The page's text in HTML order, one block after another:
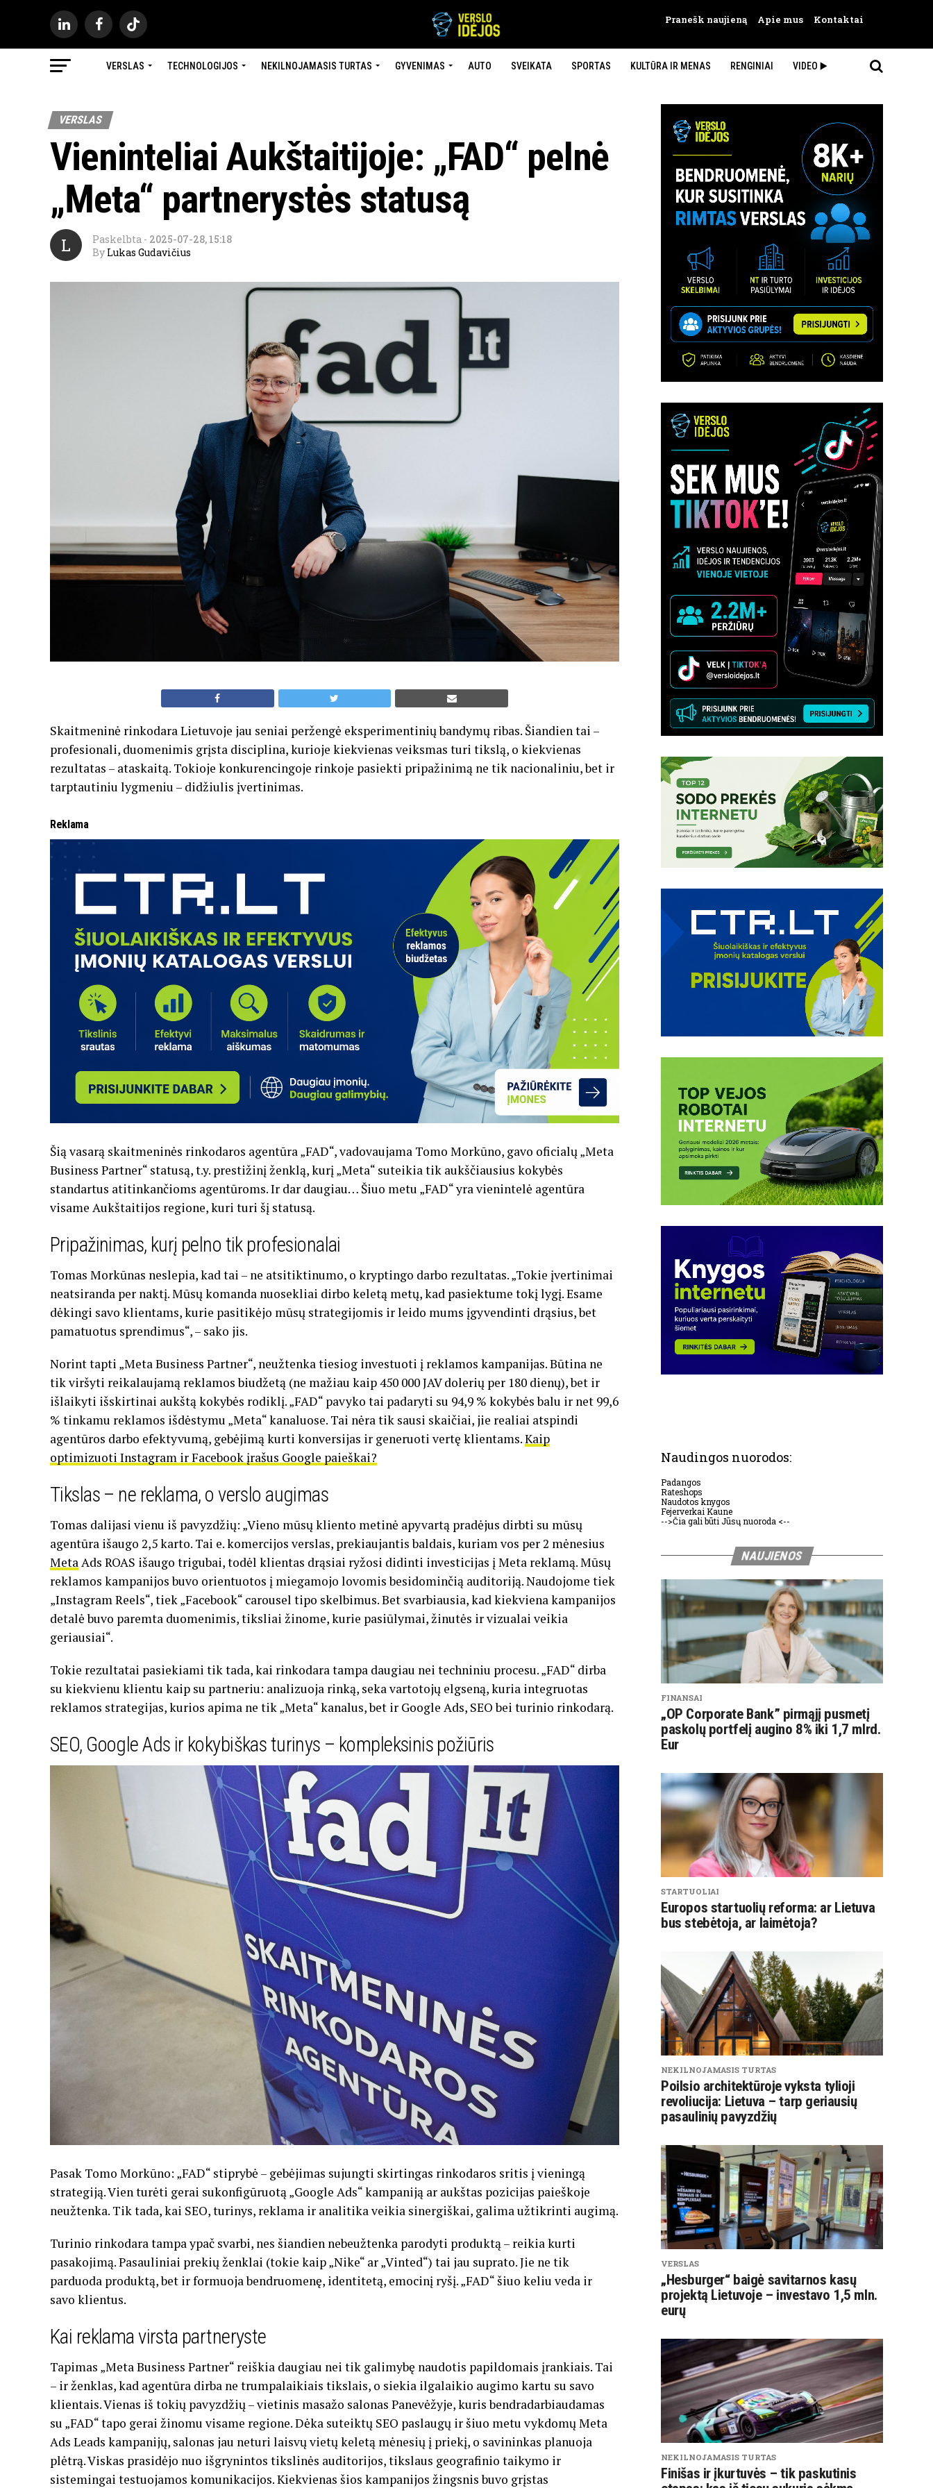
Pranešk naujieną Apie mus Kontaktai
VERSLAS TECHNOLOGIJOS NEKILNOJAMASIS TURTAS GYVENIMAS AUTO SVEIKATA SPORTAS KULTŪRA IR MENAS RENGINIAI VIDEO ▶️
VERSLAS
Vieninteliai Aukštaitijoje: „FAD“ pelnė
„Meta“ partnerystės statusą
L Paskelbta - 2025-07-28, 15:18
By Lukas Gudavičius
Skaitmeninė rinkodara Lietuvoje jau seniai peržengė eksperimentinių bandymų ribas. Šiandien tai –
profesionali, duomenimis grįsta disciplina, kurioje kiekvienas veiksmas turi tikslą, o kiekvienas
rezultatas – ataskaitą. Tokioje konkurencingoje rinkoje pasiekti pripažinimą ne tik nacionaliniu, bet ir
tarptautiniu lygmeniu – didžiulis įvertinimas.
Reklama
Šią vasarą skaitmeninės rinkodaros agentūra „FAD“, vadovaujama Tomo Morkūno, gavo oficialų „Meta
Business Partner“ statusą, t.y. prestižinį ženklą, kurį „Meta“ suteikia tik aukščiausius kokybės
standartus atitinkančioms agentūroms. Ir dar daugiau… Šiuo metu „FAD“ yra vienintelė agentūra
visame Aukštaitijos regione, kuri turi šį statusą.
Pripažinimas, kurį pelno tik profesionalai
Tomas Morkūnas neslepia, kad tai – ne atsitiktinumo, o kryptingo darbo rezultatas. „Tokie įvertinimai
neatsiranda per naktį. Mūsų komanda nuosekliai dirbo keletą metų, kad pasiektume tokį lygį. Esame
dėkingi savo klientams, kurie pasitikėjo mūsų strategijomis ir leido mums įgyvendinti drąsius, bet
pamatuotus sprendimus“, – sako jis.
Norint tapti „Meta Business Partner“, neužtenka tiesiog investuoti į reklamos kampanijas. Būtina ne
tik viršyti reikalaujamą reklamos biudžetą (ne mažiau kaip 450 000 JAV dolerių per 180 dienų), bet ir
išlaikyti išskirtinai aukštą kokybės rodiklį. „FAD“ pavyko tai padaryti su 94,9 % kokybės balu ir net 99,6
% tinkamu reklamos išdėstymu „Meta“ kanaluose. Tai nėra tik sausi skaičiai, jie realiai atspindi
agentūros darbo efektyvumą, gebėjimą kurti konversijas ir generuoti vertę klientams.Kaip
optimizuoti Instagram ir Facebook įrašus Google paieškai?
Tikslas – ne reklama, o verslo augimas
Tomas dalijasi vienu iš pavyzdžių: „Vieno mūsų kliento metinė apyvartą pradėjus dirbti su mūsų
agentūra išaugo 2,5 karto. Tai e. komercijos verslas, prekiaujantis baldais, kuriam vos per 2 mėnesius
MetaAds ROAS išaugo trigubai, todėl klientas drąsiai ryžosi didinti investicijas į Meta reklamą. Mūsų
reklamos kampanijos buvo orientuotos į miegamojo lovomis besidominčią auditoriją. Naudojome tiek
„Instagram Reels“, tiek „Facebook“ carousel tipo skelbimus. Bet svarbiausia, kad kiekviena kampanijos
detalė buvo paremta duomenimis, tiksliai žinome, kurie pasiūlymai, žinutės ir vizualai veikia
geriausiai“.
Tokie rezultatai pasiekiami tik tada, kai rinkodara tampa daugiau nei techniniu procesu. „FAD“ dirba
su kiekvienu klientu kaip su partneriu: analizuoja rinką, seka vartotojų elgseną, kuria integruotas
reklamos strategijas, kurios apima ne tik „Meta“ kanalus, bet ir Google Ads, SEO bei turinio rinkodarą.
SEO, Google Ads ir kokybiškas turinys – kompleksinis požiūris
Pasak Tomo Morkūno: „FAD“ stiprybė – gebėjimas sujungti skirtingas rinkodaros sritis į vieningą
strategiją. Vien turėti gerai sukonfigūruotą „Google Ads“ kampaniją ar aukštas pozicijas paieškoje
neužtenka. Tik tada, kai SEO, turinys, reklama ir analitika veikia sinergiškai, galima užtikrinti augimą.
Turinio rinkodara tampa ypač svarbi, nes šiandien nebeužtenka parodyti produktą – reikia kurti
pasakojimą. Pasauliniai prekių ženklai (tokie kaip „Nike“ ar „Vinted“) tai jau suprato. Jie ne tik
parduoda produktą, bet ir formuoja bendruomenę, identitetą, emocinį ryšį. „FAD“ šiuo keliu veda ir
savo klientus.
Kai reklama virsta partneryste
Tapimas „Meta Business Partner“ reiškia daugiau nei tik galimybę naudotis papildomais įrankiais. Tai
– ir ženklas, kad agentūra dirba ne trumpalaikiais tikslais, o siekia ilgalaikio augimo kartu su savo
klientais. Vienas iš tokių pavyzdžių – vietinis masažo salonas Panevėžyje, kuris bendradarbiaudamas
su „FAD“ tapo gerai žinomu visame regione. Dėka suteiktų SEO paslaugų ir šiuo metu vykdomų Meta
Ads Leads kampanijų, salonas jau neturi laisvų vietų keletą mėnesių į priekį, o savininkas planuoja
plėtrą. Viskas prasidėjo nuo išgrynintos tikslinės auditorijos, tikslaus geografinio taikymo ir
sistemingai testuojamos komunikacijos. Kiekvienas šios kampanijos žingsnis buvo grįstas
Naudingos nuorodos:
Padangos
Rateshops
Naudotos knygos
Fejerverkai Kaune
-->Čia gali būti Jūsų nuoroda <--
NAUJIENOS
FINANSAI
„OP Corporate Bank” pirmąjį pusmetį
paskolų portfelį augino 8% iki 1,7 mlrd.
Eur
STARTUOLIAI
Europos startuolių reforma: ar Lietuva
bus stebėtoja, ar laimėtoja?
NEKILNOJAMASIS TURTAS
Poilsio architektūroje vyksta tylioji
revoliucija: Lietuva – tarp geriausių
pasaulinių pavyzdžių
VERSLAS
„Hesburger“ baigė savitarnos kasų
projektą Lietuvoje – investavo 1,5 mln.
eurų
NEKILNOJAMASIS TURTAS
Finišas ir įkurtuvės – tik paskutinis